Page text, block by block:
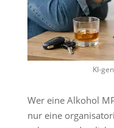
KI-
Wer eine Alkohol
nur eine